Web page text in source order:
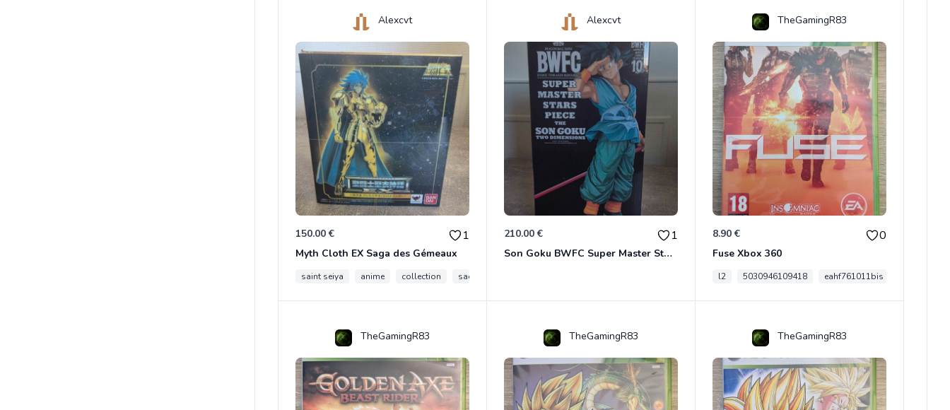
Alexcvt
150.00 € 1
Myth Cloth EX Saga des Gémeaux
saint seiya anime collection saga des gemeaux
Alexcvt
210.00 € 1
Son Goku BWFC Super Master Stars
TheGamingR83
8.90 € 0
Fuse Xbox 360
l2 5030946109418 eahf761011bis
TheGamingR83 TheGamingR83 TheGamingR83